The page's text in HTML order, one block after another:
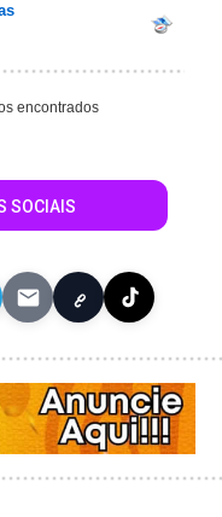
encontrados
SOCIAIS